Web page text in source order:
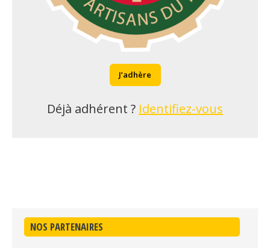
J’adhère
Déjà adhérent ? Identifiez-vous
NOS PARTENAIRES